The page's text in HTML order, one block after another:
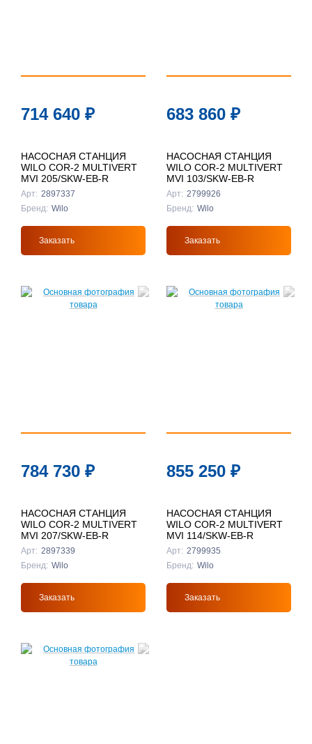
714 640 ₽
НАСОСНАЯ СТАНЦИЯ
WILO COR-2 MULTIVERT
MVI 205/SKW-EB-R
Арт: 2897337
Бренд: Wilo
Заказать
683 860 ₽
НАСОСНАЯ СТАНЦИЯ
WILO COR-2 MULTIVERT
MVI 103/SKW-EB-R
Арт: 2799926
Бренд: Wilo
Заказать
784 730 ₽
НАСОСНАЯ СТАНЦИЯ
WILO COR-2 MULTIVERT
MVI 207/SKW-EB-R
Арт: 2897339
Бренд: Wilo
Заказать
855 250 ₽
НАСОСНАЯ СТАНЦИЯ
WILO COR-2 MULTIVERT
MVI 114/SKW-EB-R
Арт: 2799935
Бренд: Wilo
Заказать